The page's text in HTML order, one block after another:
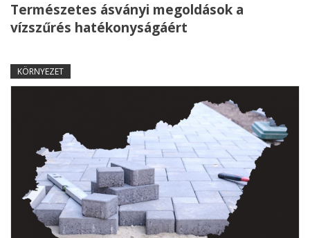
Természetes ásványi megoldások a
vízszűrés hatékonyságáért
KÖRNYEZET